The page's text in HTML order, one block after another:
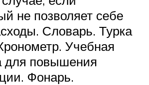
не позволяет себе
Словарь. Турка
Учебная
для повышения
Фонарь.